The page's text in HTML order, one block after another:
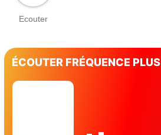
Ecouter
ÉCOUTER FRÉQUENCE PLUS